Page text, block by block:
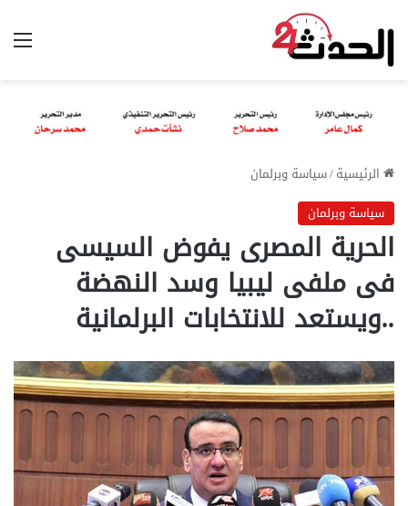
الرئيسية/سياسة وبرلمان
سياسة وبرلمان
الحرية المصرى يفوض السيسى
فى ملفى ليبيا وسد النهضة
..ويستعد للانتخابات البرلمانية